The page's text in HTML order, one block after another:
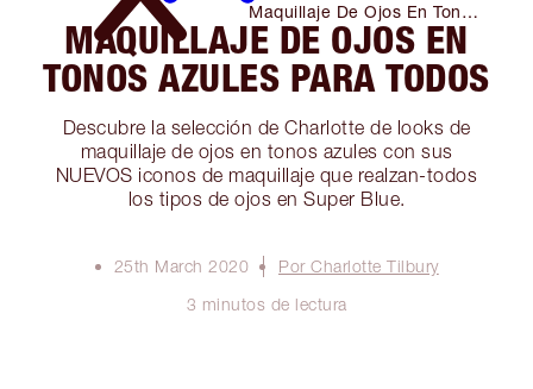
Maquillaje De Ojos En Tonos
Azules Para Todos
MAQUILLAJE DE OJOS EN
TONOS AZULES PARA TODOS
Descubre la selección de Charlotte de looks de
maquillaje de ojos en tonos azules con sus
NUEVOS iconos de maquillaje que realzan-todos
los tipos de ojos en Super Blue.
25th March 2020
Por Charlotte Tilbury
3 minutos de lectura